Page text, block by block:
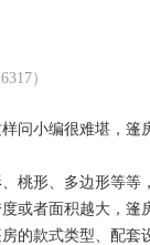
）
问小编很难堪，篷
桃形、多边形等等
或者面积越大，篷
的款式类型、配套